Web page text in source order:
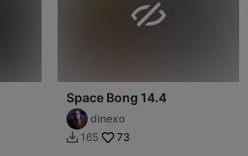

Space Bong 14.4
dinexo
 165 73